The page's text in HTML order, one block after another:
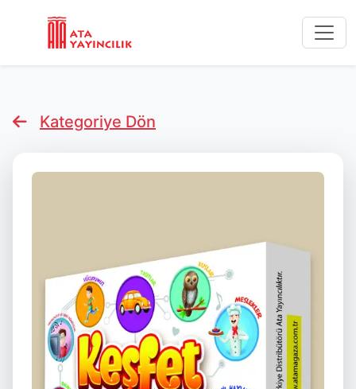
Kategoriye Dön